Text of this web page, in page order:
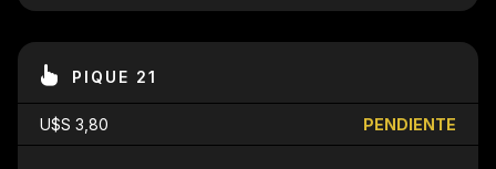
PIQUE 21
U$S 3,80 PENDIENTE